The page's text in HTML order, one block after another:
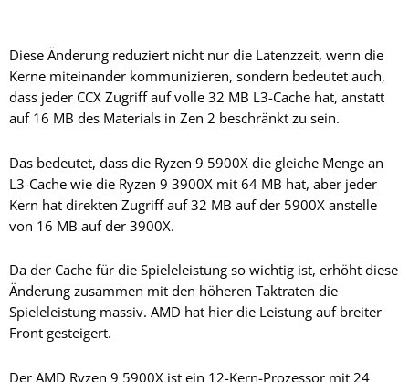
Diese Änderung reduziert nicht nur die Latenzzeit, wenn die
Kerne miteinander kommunizieren, sondern bedeutet auch,
dass jeder CCX Zugriff auf volle 32 MB L3-Cache hat, anstatt
auf 16 MB des Materials in Zen 2 beschränkt zu sein.
Das bedeutet, dass die Ryzen 9 5900X die gleiche Menge an
L3-Cache wie die Ryzen 9 3900X mit 64 MB hat, aber jeder
Kern hat direkten Zugriff auf 32 MB auf der 5900X anstelle
von 16 MB auf der 3900X.
Da der Cache für die Spieleleistung so wichtig ist, erhöht diese
Änderung zusammen mit den höheren Taktraten die
Spieleleistung massiv. AMD hat hier die Leistung auf breiter
Front gesteigert.
Der AMD Ryzen 9 5900X ist ein 12-Kern-Prozessor mit 24